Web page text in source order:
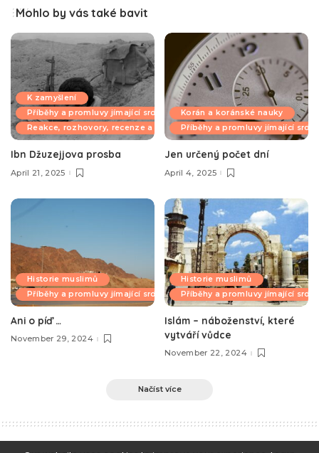
Mohlo by vás také bavit
K zamyšlení
Příběhy a promluvy jímající srdce
Reakce, rozhovory, recenze a komentáře
Ibn Džuzejjova prosba
April 21, 2025
Korán a koránské nauky
Příběhy a promluvy jímající
Jen určený počet dní
April 4, 2025
Historie muslimů
Příběhy a promluvy jímající srdce
Ani o píď …
November 29, 2024
Historie muslimů
Příběhy a promluvy jímající
Islám – náboženství, které
vytváří vůdce
November 22, 2024
Načíst více